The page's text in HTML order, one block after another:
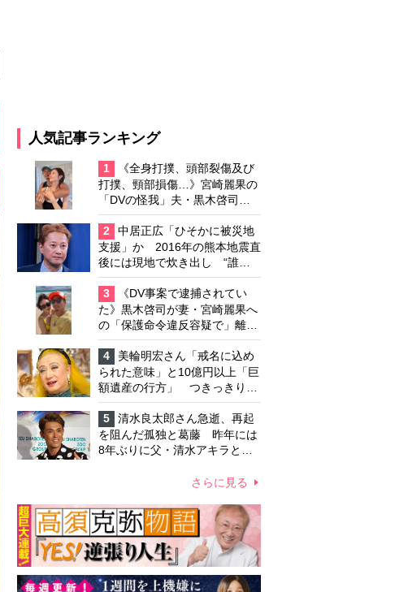
人気記事ランキング
1
《全身打撲、頭部裂傷及び
打撲、頸部損傷…》宮崎麗果の
「DVの怪我」夫・黒木啓司の
逮捕で始まる「夫婦の闘争」
2
中居正広「ひそかに被災地
支援」か 2016年の熊本地震直
後には現地で炊き出し “誰に
も知られなくて良い”と、むし
ろ強まる福祉活動への思い
3
《DV事案で逮捕されてい
た》黒木啓司が妻・宮崎麗果へ
の「保護命令違反容疑で」離婚
協議は「第二ステージ」へ
4
美輪明宏さん「戒名に込め
られた意味」と10億円以上「巨
額遺産の行方」 つきっきりで
私生活をサポートしていた元俳
優が相続か
5
清水良太郎さん急逝、再起
を阻んだ孤独と葛藤 昨年には
8年ぶりに父・清水アキラと共
ていたが…周囲が懸念していた
さらに見る